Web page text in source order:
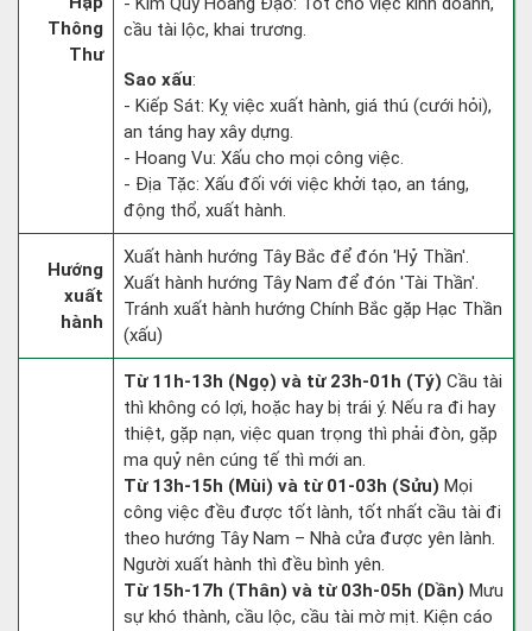
Thông
Thư
cầu tài lộc, khai trương.
Sao xấu:
- Kiếp Sát: Kỵ việc xuất hành, giá thú (cưới hỏi),
an táng hay xây dựng.
- Hoang Vu: Xấu cho mọi công việc.
- Địa Tặc: Xấu đối với việc khởi tạo, an táng,
động thổ, xuất hành.
Hướng
xuất
hành
Xuất hành hướng Tây Bắc để đón 'Hỷ Thần'.
Xuất hành hướng Tây Nam để đón 'Tài Thần'.
Tránh xuất hành hướng Chính Bắc gặp Hạc Thần
(xấu)
Từ 11h-13h (Ngọ) và từ 23h-01h (Tý) Cầu tài
thì không có lợi, hoặc hay bị trái ý. Nếu ra đi hay
thiệt, gặp nạn, việc quan trọng thì phải đòn, gặp
ma quỷ nên cúng tế thì mới an.
Từ 13h-15h (Mùi) và từ 01-03h (Sửu) Mọi
công việc đều được tốt lành, tốt nhất cầu tài đi
theo hướng Tây Nam – Nhà cửa được yên lành.
Người xuất hành thì đều bình yên.
Từ 15h-17h (Thân) và từ 03h-05h (Dần) Mưu
sự khó thành, cầu lộc, cầu tài mờ mịt. Kiện cáo